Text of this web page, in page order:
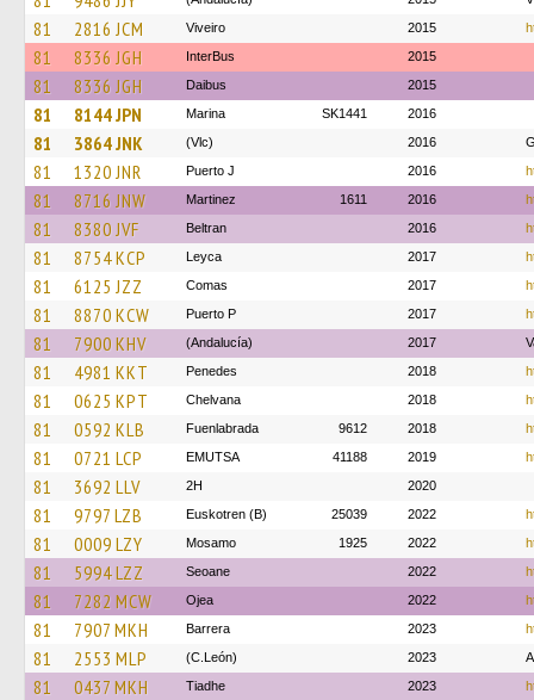
81 2816 JCM Viveiro 2015
81 8336 JGH InterBus 2015
81 8336 JGH Daibus 2015
81 8144 JPN Marina SK1441 2016
81 3864 JNK (Vlc) 2016
81 1320 JNR Puerto J 2016
81 8716 JNW Martinez 1611 2016
81 8380 JVF Beltran 2016
81 8754 KCP Leyca 2017
81 6125 JZZ Comas 2017
81 8870 KCW Puerto P 2017
81 7900 KHV (Andalucía) 2017
81 4981 KKT Penedes 2018
81 0625 KPT Chelvana 2018
81 0592 KLB Fuenlabrada 9612 2018
81 0721 LCP EMUTSA 41188 2019
81 3692 LLV 2H 2020
81 9797 LZB Euskotren (B) 25039 2022
81 0009 LZY Mosamo 1925 2022
81 5994 LZZ Seoane 2022
81 7282 MCW Ojea 2022
81 7907 MKH Barrera 2023
81 2553 MLP (C.León) 2023
81 0437 MKH Tiadhe 2023